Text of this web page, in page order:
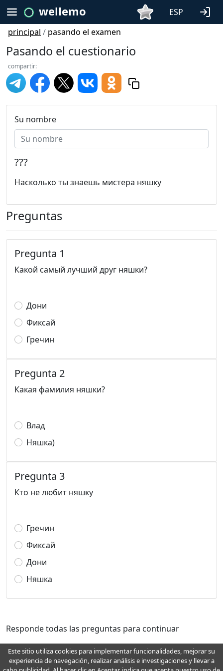
wellemo
ESP
principal / pasando el examen
Pasando el cuestionario
compartir:
Su nombre
???
Насколько ты знаешь мистера няшку
Preguntas
Pregunta 1
Какой самый лучший друг няшки?
Дони
Фиксай
Гречин
Pregunta 2
Какая фамилия няшки?
Влад
Няшка)
Pregunta 3
Кто не любит няшку
Гречин
Фиксай
Дони
Няшка
Responde todas las preguntas para continuar
Para cualquier pregunta, deseo, recomendación, error y mejora, escriba a
Este sitio utiliza cookies para implementar funcionalidades, mejorar su
experiencia de navegación, realizar análisis e investigaciones y llevar a